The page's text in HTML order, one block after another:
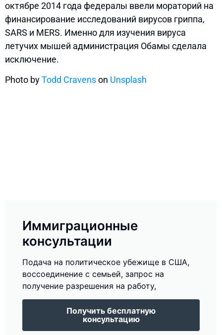
октябре 2014 года федералы ввели мораторий на
финансирование исследований вирусов гриппа,
SARS и MERS. Именно для изучения вируса
летучих мышей администрация Обамы сделала
исключение.
Photo byTodd Cravenson Unsplash
Иммиграционные
консультации
Подача на политическое убежище в США,
воссоединение с семьей, запрос на
получение разрешения на работу,
Получить бесплатную
консультацию